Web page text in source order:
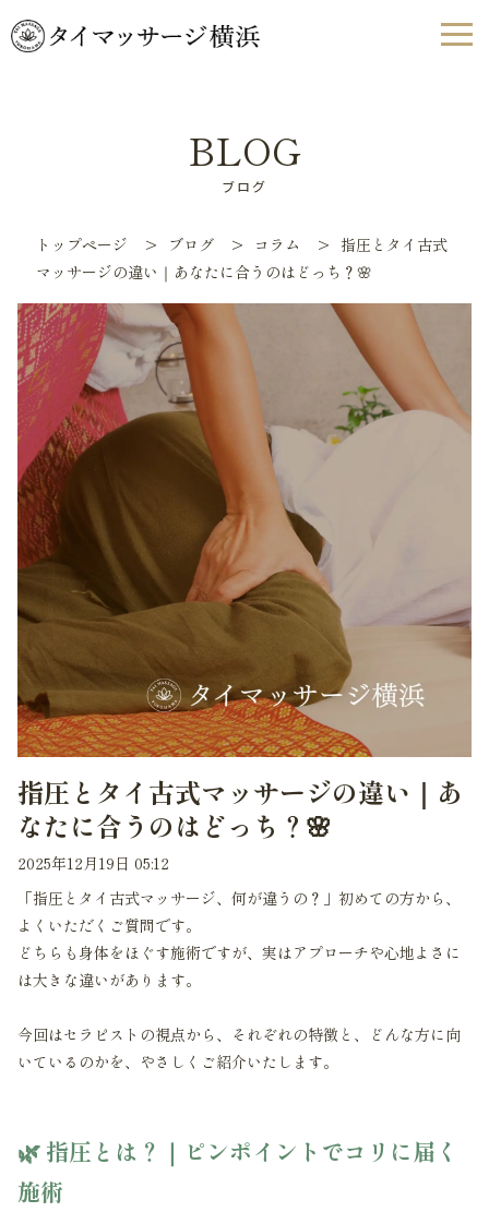
ブログ
BLOG
トップページ > ブログ > コラム > 指圧とタイ古式
マッサージの違い｜あなたに合うのはどっち？🌸
指圧とタイ古式マッサージの違い｜あ
なたに合うのはどっち？🌸
2025年12月19日 05:12
「指圧とタイ古式マッサージ、何が違うの？」初めての方から、
よくいただくご質問です。
どちらも身体をほぐす施術ですが、実はアプローチや心地よさに
は大きな違いがあります。
今回はセラピストの視点から、それぞれの特徴と、どんな方に向
いているのかを、やさしくご紹介いたします。
🌿 指圧とは？｜ピンポイントでコリに届く
施術